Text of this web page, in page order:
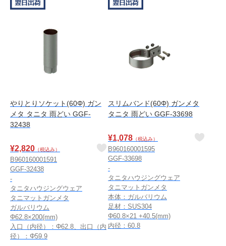
やりとりソケット(60Φ) ガン
メタ タニタ 雨どい GGF-
32438
¥2,820 （税込み）
B960160001591
GGF-32438
-
タニタハウジングウェア
タニマットガンメタ
ガルバリウム
Φ62.8×200(mm)
入口（内径）：Φ62.8、出口（内
径）：Φ59.9
スリムバンド(60Φ) ガンメタ
タニタ 雨どい GGF-33698
¥1,078 （税込み）
B960160001595
GGF-33698
-
タニタハウジングウェア
タニマットガンメタ
本体：ガルバリウム
足材：SUS304
Φ60.8×21 +40.5(mm)
内径：60.8